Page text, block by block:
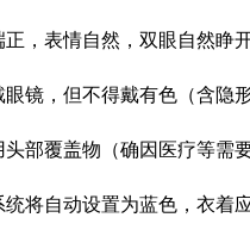
正，表情自然，双眼自然
镜，但不得戴有色（含隐
部覆盖物（确因医疗等需
将自动设置为蓝色，衣着